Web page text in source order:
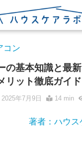
コン
の基本知識と最
リット徹底ガイド
2025年7月9日 14 min
著者：ハウス